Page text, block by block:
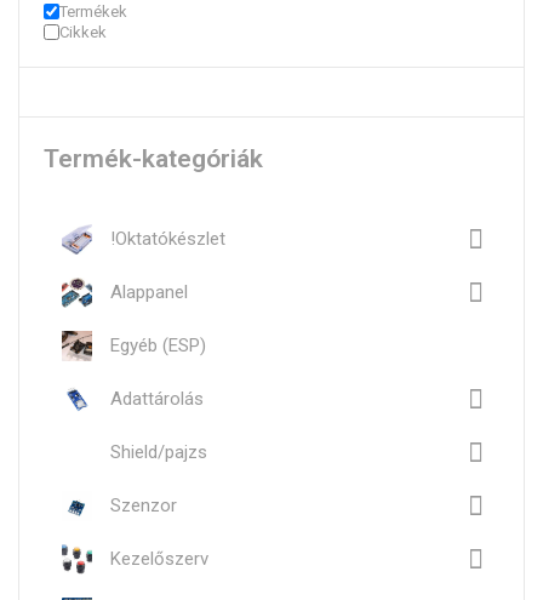
Termékek
Cikkek
Termék-kategóriák
!Oktatókészlet
Alappanel
Egyéb (ESP)
Adattárolás
Shield/pajzs
Szenzor
Kezelőszerv